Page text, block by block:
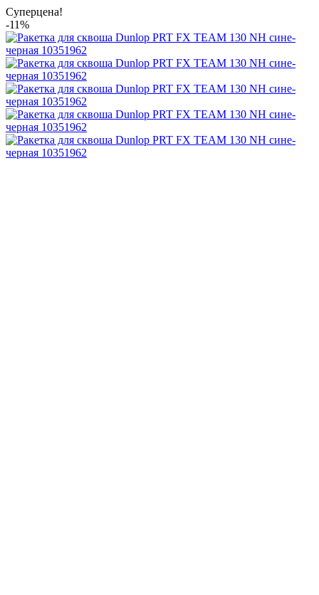
Суперцена!
-11%